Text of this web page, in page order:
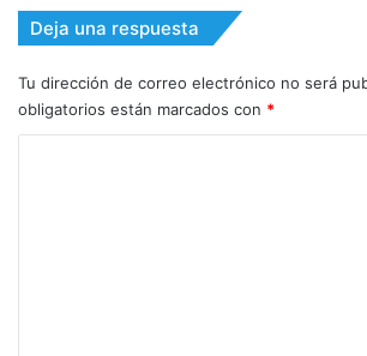
Deja una respuesta
Tu dirección de correo electrónico no será
obligatorios están marcados con *